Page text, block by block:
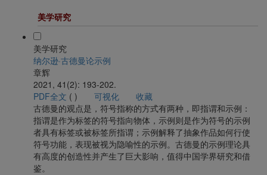
美学研究
美学研究
纳尔逊·古德曼论示例
章辉
2021, 41(2): 193-202.
PDF全文 ( ) 可视化
收藏
古德曼的观点是，符号指称的方式有两种，即指谓和示例：
指谓是作为标签的符号指向物体，示例则是作为符号的示例
者具有标签或被标签所指谓；示例解释了抽象作品如何行使
符号功能，表现被视为隐喻性的示例。古德曼的示例理论具
有高度的创造性并产生了巨大影响，值得中国学界研究和借
鉴。